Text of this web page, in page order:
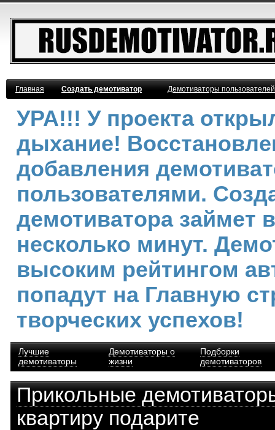
Главная Создать демотиватор Демотиваторы
УРА!!! У проекта
дыхание!
добавления
пользователями.
демотиватора займет
несколько минут.
высоким рейтингом
попадут на Главную
творческих успехов!
Лучшие
демотиваторы
Демотиваторы о
жизни
Подборки
демотиваторов
Прикольные
квартиру подарите